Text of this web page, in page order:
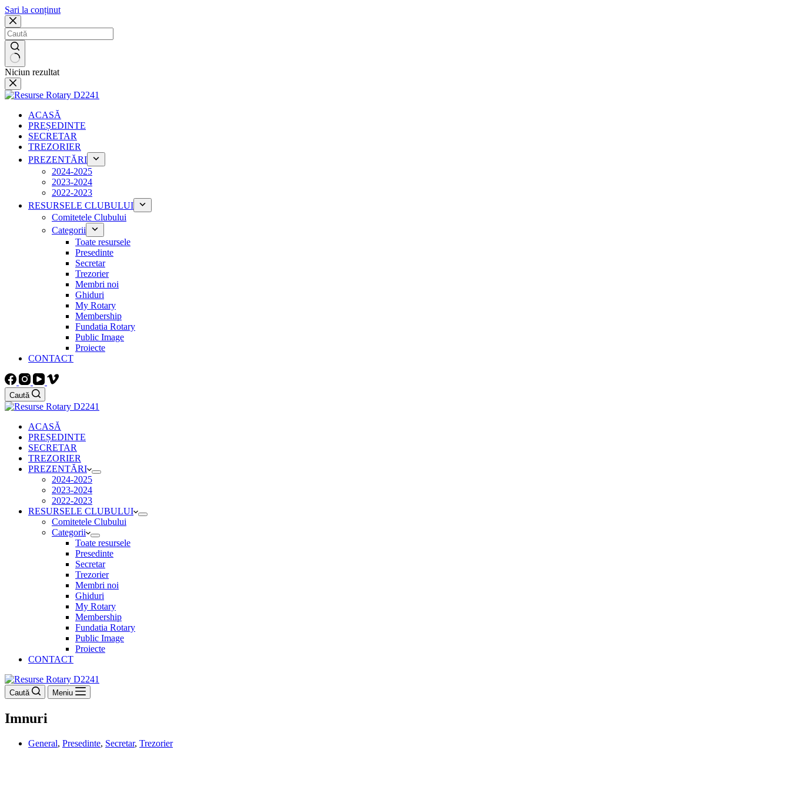
Sari la conținut
Niciun rezultat
ACASĂ
PREȘEDINTE
SECRETAR
TREZORIER
PREZENTĂRI
2024-2025
2023-2024
2022-2023
RESURSELE CLUBULUI
Comitetele Clubului
Categorii
Toate resursele
Presedinte
Secretar
Trezorier
Membri noi
Ghiduri
My Rotary
Membership
Fundatia Rotary
Public Image
Proiecte
CONTACT
Caută
ACASĂ
PREȘEDINTE
SECRETAR
TREZORIER
PREZENTĂRI
2024-2025
2023-2024
2022-2023
RESURSELE CLUBULUI
Comitetele Clubului
Categorii
Toate resursele
Presedinte
Secretar
Trezorier
Membri noi
Ghiduri
My Rotary
Membership
Fundatia Rotary
Public Image
Proiecte
CONTACT
Caută Meniu
Imnuri
General, Presedinte, Secretar, Trezorier